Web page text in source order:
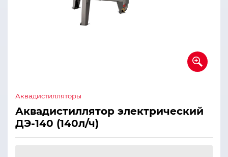
Аквадистилляторы
Аквадистиллятор электрический
ДЭ-140 (140л/ч)